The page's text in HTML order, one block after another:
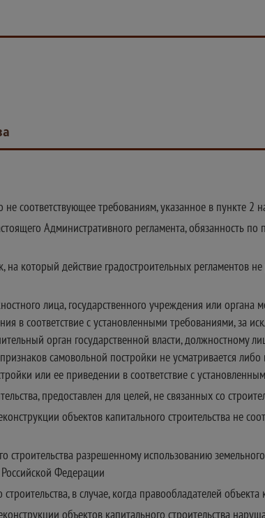
соответствующее требованиям, указанное в пункте 2
Административного регламента, обязанность
который действие градостроительных регламентов
лица, государственного учреждения или органа
в соответствие с установленными требованиями, за
орган государственной власти, должностному
самовольной постройки не усматривается
или ее приведении в соответствие с
предоставлен для целей, не связанных со
объектов капитального строительства не
строительства разрешенному использованию
Федерации
в случае, когда правообладателей
объектов капитального строительства